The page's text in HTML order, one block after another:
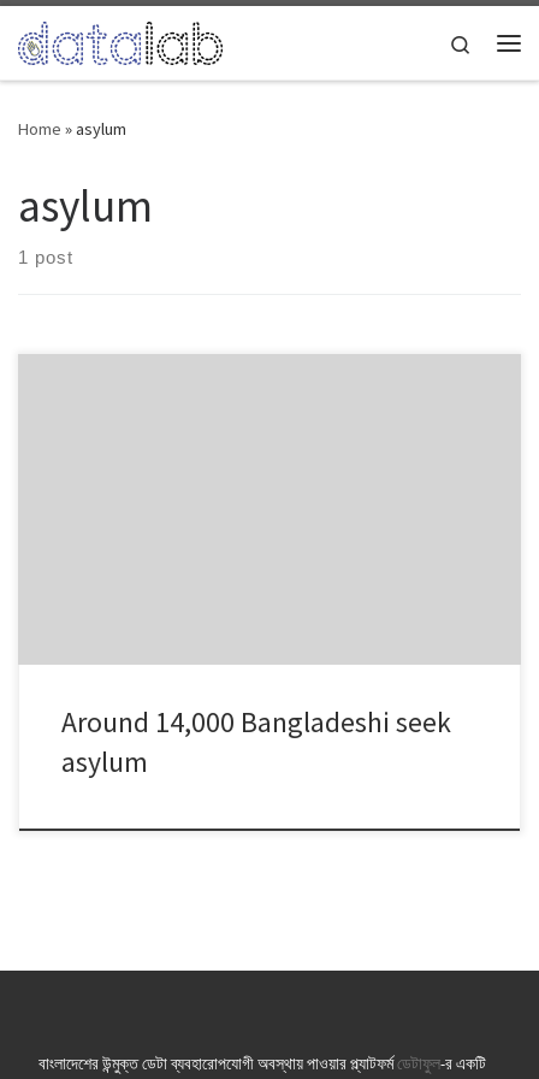
Skip to content
Search
Home »asylum
asylum
1 post
Around 14,000 Bangladeshi seek
asylum
বাংলাদেশের উন্মুক্ত ডেটা ব্যবহারোপযোগী অবস্থায় পাওয়ার প্ল্যাটফর্মডেটাফুল-র একটি